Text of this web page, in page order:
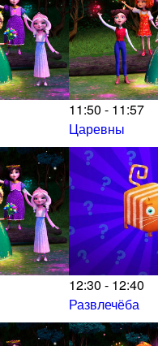
11:50 - 11:57
Царевны
12:30 - 12:40
Развлечёба